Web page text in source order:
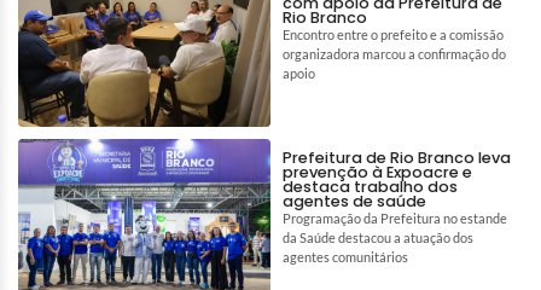
Rio Branco
Encontro entre o prefeito e a comissão
organizadora marcou a confirmação do
apoio
Prefeitura de Rio Branco leva
prevenção à Expoacre e
destaca trabalho dos
agentes de saúde
Programação da Prefeitura no estande
da Saúde destacou a atuação dos
agentes comunitários